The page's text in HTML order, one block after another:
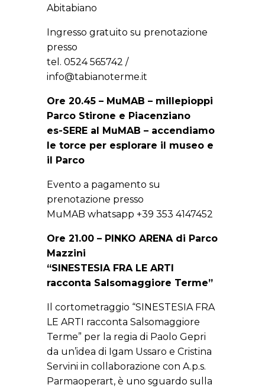
Abitabiano
Ingresso gratuito su prenotazione
presso
tel. 0524 565742 /
info@tabianoterme.it
Ore 20.45 – MuMAB – millepioppi
Parco Stirone e Piacenziano
es-SERE al MuMAB – accendiamo
le torce per esplorare il museo e
il Parco
Evento a pagamento su
prenotazione presso
MuMAB whatsapp +39 353 4147452
Ore 21.00 – PINKO ARENA di Parco
Mazzini
“SINESTESIA FRA LE ARTI
racconta Salsomaggiore Terme”
Il cortometraggio “SINESTESIA FRA
LE ARTI racconta Salsomaggiore
Terme” per la regia di Paolo Gepri
da un’idea di Igam Ussaro e Cristina
Servini in collaborazione con A.p.s.
Parmaoperart, è uno sguardo sulla